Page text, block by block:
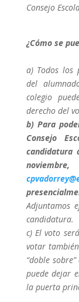
Consejo
¿Cómo se
a) Todos los
del
colegio
derecho del
b) Para
Consejo
candidatura
Adjuntamos
candidatura.
c) El voto
votar
“doble
puede dejar
la puerta